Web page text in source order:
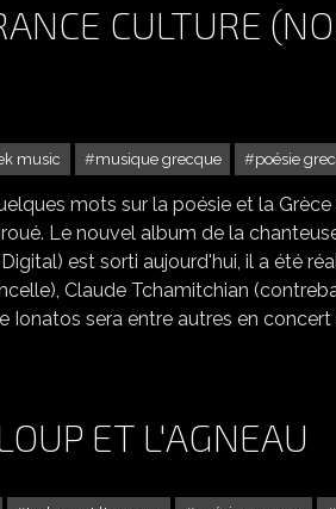
CULTURE
music musique grecque poésie
mots sur la poésie et la
Le nouvel album de la
est sorti aujourd'hui, il a été
Claude Tchamitchian
Ionatos sera entre autres en
ET L'AGNEAU